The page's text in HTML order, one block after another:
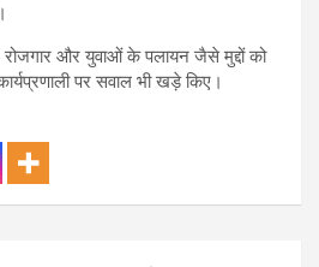
रोजगार और युवाओं के पलायन जैसे मुद्दों को
पर सवाल भी खड़े किए।